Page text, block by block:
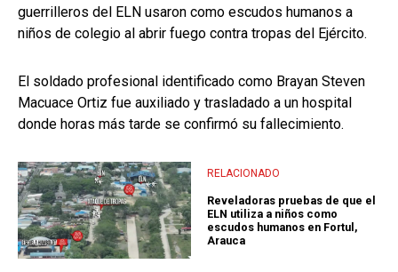
guerrilleros del ELN usaron como escudos humanos a
niños de colegio al abrir fuego contra tropas del Ejército.
El soldado profesional identificado como Brayan Steven
Macuace Ortiz fue auxiliado y trasladado a un hospital
donde horas más tarde se confirmó su fallecimiento.
RELACIONADO
Reveladoras pruebas de que el
ELN utiliza a niños como
escudos humanos en Fortul,
Arauca